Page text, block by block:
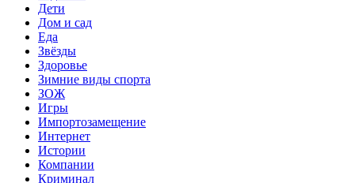
Дети
Дом и сад
Еда
Звёзды
Здоровье
Зимние виды спорта
ЗОЖ
Игры
Импортозамещение
Интернет
Истории
Компании
Криминал